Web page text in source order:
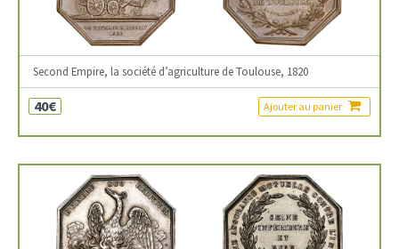
Second Empire, la société d’agriculture de Toulouse, 1820
40€ Ajouter au panier